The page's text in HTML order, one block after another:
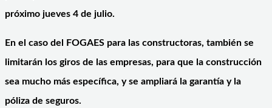
próximo jueves 4 de julio.
En el caso del FOGAES para las constructoras, también se
limitarán los giros de las empresas, para que la construcción
sea mucho más específica, y se ampliará la garantía y la
póliza de seguros.